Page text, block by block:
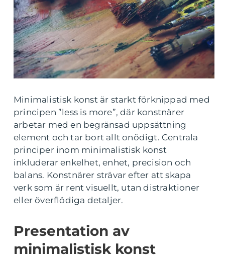
Minimalistisk konst är starkt förknippad med
principen ”less is more”, där konstnärer
arbetar med en begränsad uppsättning
element och tar bort allt onödigt. Centrala
principer inom minimalistisk konst
inkluderar enkelhet, enhet, precision och
balans. Konstnärer strävar efter att skapa
verk som är rent visuellt, utan distraktioner
eller överflödiga detaljer.
Presentation av
minimalistisk konst